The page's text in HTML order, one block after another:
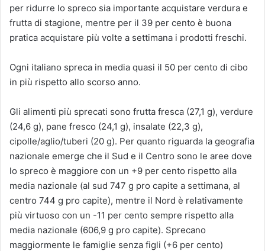
per ridurre lo spreco sia importante acquistare verdura e
frutta di stagione, mentre per il 39 per cento è buona
pratica acquistare più volte a settimana i prodotti freschi.
Ogni italiano spreca in media quasi il 50 per cento di cibo
in più rispetto allo scorso anno.
Gli alimenti più sprecati sono frutta fresca (27,1 g), verdure
(24,6 g), pane fresco (24,1 g), insalate (22,3 g),
cipolle/aglio/tuberi (20 g). Per quanto riguarda la geografia
nazionale emerge che il Sud e il Centro sono le aree dove
lo spreco è maggiore con un +9 per cento rispetto alla
media nazionale (al sud 747 g pro capite a settimana, al
centro 744 g pro capite), mentre il Nord è relativamente
più virtuoso con un -11 per cento sempre rispetto alla
media nazionale (606,9 g pro capite). Sprecano
maggiormente le famiglie senza figli (+6 per cento)